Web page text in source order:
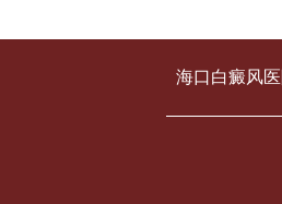
海口白癜风